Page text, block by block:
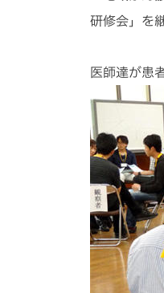
研修会」を
医師達が患